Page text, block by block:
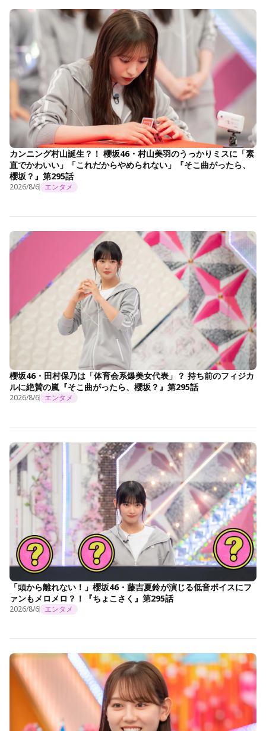
カンニング村山誕生？！ 櫻坂46・村山美羽のうっかりミスに「素
直でかわいい」「これだからやめられない」『そこ曲がったら、
櫻坂？』第295話
2026/8/6 エンタメ
櫻坂46・田村保乃は「体育会系爆美女代表」？ 持ち前のフィジカ
ルに絶賛の嵐『そこ曲がったら、櫻坂？』第295話
2026/8/6 エンタメ
「頭から離れない！」櫻坂46・藤吉夏鈴が演じる低音ボイスにフ
ァンもメロメロ？！『ちょこさく』第295話
2026/8/6 エンタメ